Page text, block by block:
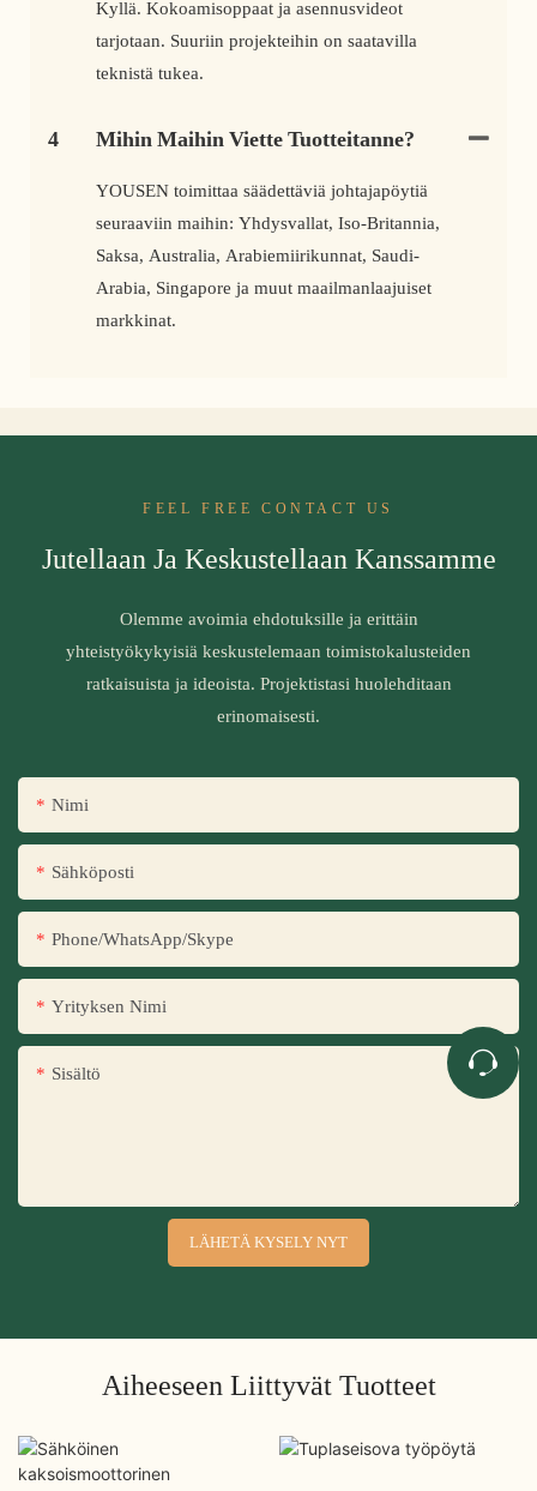
Kyllä. Kokoamisoppaat ja asennusvideot
tarjotaan. Suuriin projekteihin on saatavilla
teknistä tukea.
4 Mihin Maihin Viette Tuotteitanne?
YOUSEN toimittaa säädettäviä johtajapöytiä
seuraaviin maihin: Yhdysvallat, Iso-Britannia,
Saksa, Australia, Arabiemiirikunnat, Saudi-
Arabia, Singapore ja muut maailmanlaajuiset
markkinat.
FEEL FREE CONTACT US
Jutellaan Ja Keskustellaan Kanssamme
Olemme avoimia ehdotuksille ja erittäin
yhteistyökykyisiä keskustelemaan toimistokalusteiden
ratkaisuista ja ideoista. Projektistasi huolehditaan
erinomaisesti.
Nimi
Sähköposti
Phone/WhatsApp/Skype
Yrityksen Nimi
Sisältö
LÄHETÄ KYSELY NYT
Aiheeseen Liittyvät Tuotteet